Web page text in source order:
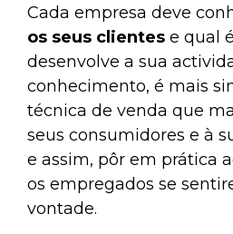
Cada empresa deve
os seus clientes e qual
desenvolve a sua
conhecimento, é mais
técnica de venda que
seus consumidores e à
e assim, pôr em prática
os empregados se
vontade.